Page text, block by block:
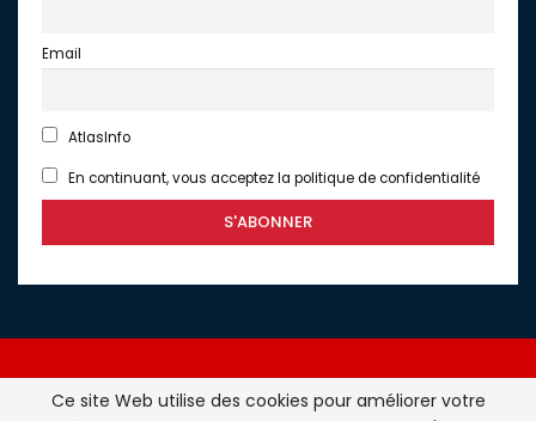
Email
AtlasInfo
En continuant, vous acceptez la politique de confidentialité
Ce site Web utilise des cookies pour améliorer votre